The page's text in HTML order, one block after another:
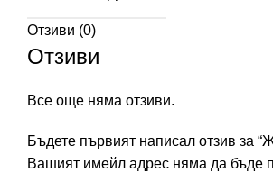
Отзиви (0)
Отзиви
Все още няма отзиви.
Бъдете първият написал отзив за
Вашият имейл адрес няма да бъде